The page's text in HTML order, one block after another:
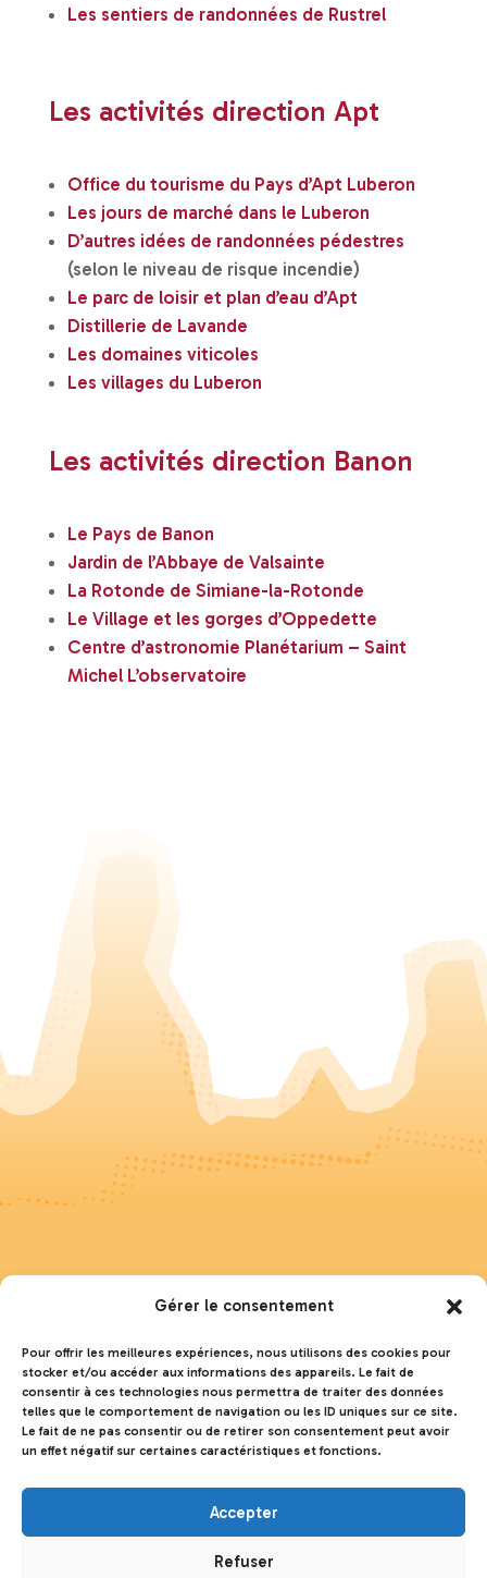
Gérer le consentement
Pour offrir les meilleures expériences, nous utilisons des cookies pour
stocker et/ou accéder aux informations des appareils. Le fait de
consentir à ces technologies nous permettra de traiter des données
telles que le comportement de navigation ou les ID uniques sur ce site.
Le fait de ne pas consentir ou de retirer son consentement peut avoir
un effet négatif sur certaines caractéristiques et fonctions.
Accepter
Refuser
Les sentiers de randonnées de Rustrel
Les activités direction Apt
Office du tourisme du Pays d’Apt Luberon
Les jours de marché dans le Luberon
D’autres idées de randonnées pédestres
(selon le niveau de risque incendie)
Le parc de loisir et plan d’eau d’Apt
Distillerie de Lavande
Les domaines viticoles
Les villages du Luberon
Les activités direction Banon
Le Pays de Banon
Jardin de l’Abbaye de Valsainte
La Rotonde de Simiane-la-Rotonde
Le Village et les gorges d’Oppedette
Centre d’astronomie Planétarium – Saint
Michel L’observatoire
Site classé du Colorado
Parking des mille couleurs
RD 22
84400 Rustrel